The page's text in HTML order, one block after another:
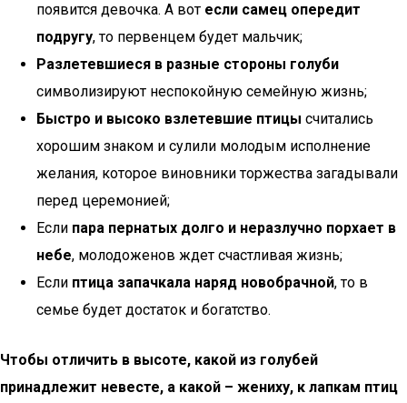
появится девочка. А вот если самец опередит
подругу, то первенцем будет мальчик;
Разлетевшиеся в разные стороны голуби
символизируют неспокойную семейную жизнь;
Быстро и высоко взлетевшие птицы считались
хорошим знаком и сулили молодым исполнение
желания, которое виновники торжества загадывали
перед церемонией;
Если пара пернатых долго и неразлучно порхает в
небе, молодоженов ждет счастливая жизнь;
Если птица запачкала наряд новобрачной, то в
семье будет достаток и богатство.
Чтобы отличить в высоте, какой из голубей
принадлежит невесте, а какой – жениху, к лапкам птиц